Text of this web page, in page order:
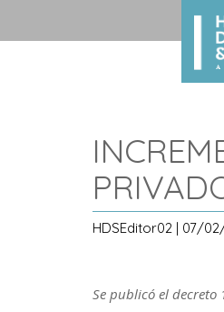
HDSEditor02 | 07/
Se publicó el decreto